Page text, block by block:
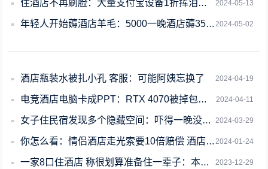
2024-05-13
住酒店不再刷脸：大量支付宝设备1折挥泪大甩卖
2024-05-02
年轻人开始薅酒店羊毛：5000一晚酒店薅35瓶洗发水能回本吗
2024-04-19
酒店瓶装水被扎小孔 客服：可能阿姨忘换了
2024-04-11
电竞酒店电脑卡成PPT：RTX 4070被掉包成200元GTX 960
2024-03-29
女子住民宿发现多个隐藏空间：吓得一晚没睡好
2024-01-24
你怎么看：情侣酒店走光索要10倍赔偿 酒店回应可道歉但无法赔偿
2023-12-29
一家8口住酒店 称很划算准备住一辈子：本人回应有6套房子 省时间去挣钱